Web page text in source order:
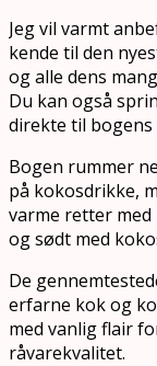
Jeg vil varmt
kende til den
og alle dens
Du kan også
direkte til
Bogen rummer
på kokosdrikke,
varme retter
og sødt med
De
erfarne kok og
med vanlig flair
råvarekvalitet.